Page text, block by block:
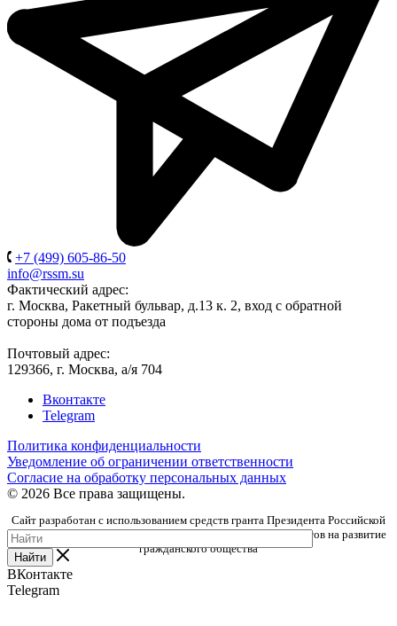
+7 (499) 605-86-50
info@rssm.su
Фактический адрес:
г. Москва, Ракетный бульвар, д.13 к. 2, вход с обратной
стороны дома от подъезда
Почтовый адрес:
129366, г. Москва, а/я 704
Вконтакте
Telegram
Политика конфиденциальности
Уведомление об ограничении ответственности
Согласие на обработку персональных данных
© 2026 Все права защищены.
Сайт разработан с использованием средств гранта Президента Российской
Федерации, предоставленного Фондом президентских грантов на развитие
гражданского общества
Найти
ВКонтакте
Telegram